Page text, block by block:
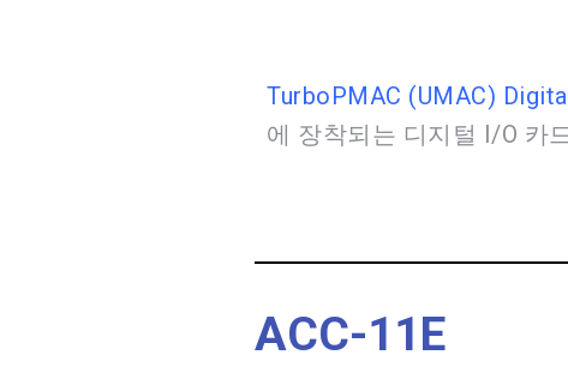
TurboPMAC (UMAC)
에 장착되는 디지털 I/O 카
ACC-11E